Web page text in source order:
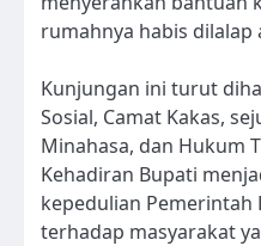
rumahnya habis dilalap
Kunjungan ini turut
Sosial, Camat Kakas,
Minahasa, dan Hukum
Kehadiran Bupati
kepedulian Pemerintah
terhadap masyarakat